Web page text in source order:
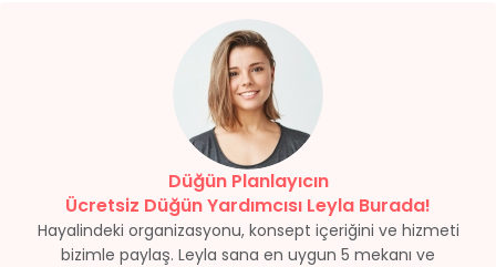
Düğün Planlayıcın
Ücretsiz Düğün Yardımcısı Leyla Burada!
Hayalindeki organizasyonu, konsept içeriğini ve hizmeti
bizimle paylaş. Leyla sana en uygun 5 mekanı ve